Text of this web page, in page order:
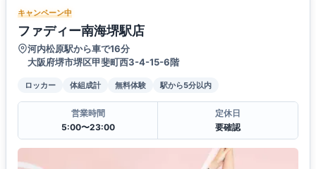
キャンペーン中
ファディー南海堺駅店
河内松原駅から車で16分
大阪府堺市堺区甲斐町西3-4-15-6階
ロッカー 体組成計 無料体験 駅から5分以内
営業時間
5:00〜23:00
定休日
要確認